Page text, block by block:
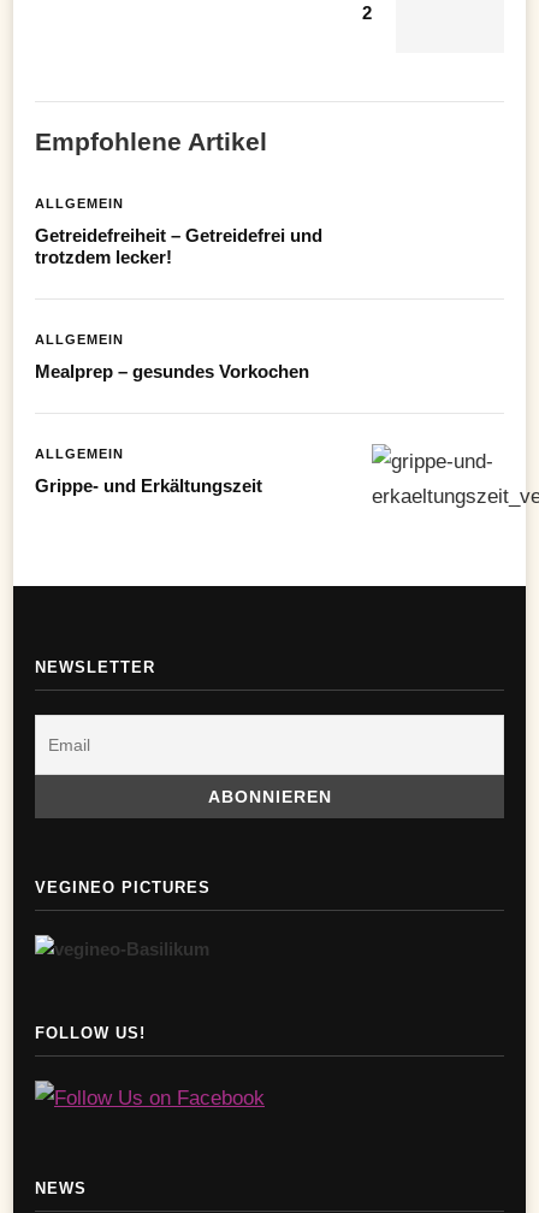
2
Empfohlene Artikel
ALLGEMEIN
Getreidefreiheit – Getreidefrei und
trotzdem lecker!
ALLGEMEIN
Mealprep – gesundes Vorkochen
ALLGEMEIN
Grippe- und Erkältungszeit
NEWSLETTER
VEGINEO PICTURES
FOLLOW US!
NEWS